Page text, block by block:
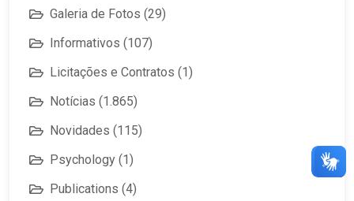
Galeria de Fotos (29)
Informativos (107)
Licitações e Contratos (1)
Notícias (1.865)
Novidades (115)
Psychology (1)
Publications (4)